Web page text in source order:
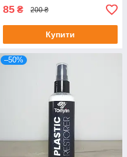
85 ₴ 200 ₴
Купити
–50%